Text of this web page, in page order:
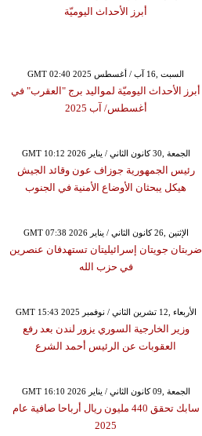
أبرز الأحداث اليوميّة
GMT 02:40 2025 السبت ,16 آب / أغسطس
أبرز الأحداث اليوميّة لمواليد برج "العقرب" في
أغسطس/ آب 2025
GMT 10:12 2026 الجمعة ,30 كانون الثاني / يناير
رئيس الجمهورية جوزاف عون وقائد الجيش
هيكل يبحثان الأوضاع الأمنية في الجنوب
GMT 07:38 2026 الإثنين ,26 كانون الثاني / يناير
ضربتان جويتان إسرائيليتان تستهدفان عنصرين
في حزب الله
GMT 15:43 2025 الأربعاء ,12 تشرين الثاني / نوفمبر
وزير الخارجية السوري يزور لندن بعد رفع
العقوبات عن الرئيس أحمد الشرع
GMT 16:10 2026 الجمعة ,09 كانون الثاني / يناير
سابك تحقق 440 مليون ريال أرباحا صافية عام
2025